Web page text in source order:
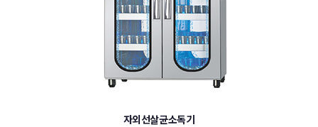
자외선살균소독기